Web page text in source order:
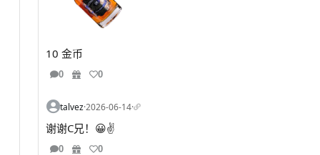
10 金币
0 0
talvez·2026-06-14·
谢谢C兄！😀✌️
0 0